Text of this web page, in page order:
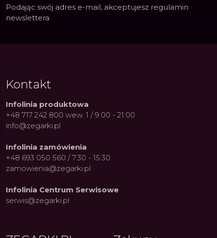
i Dostępny Luksus z
kolarskich pasji do ikonicznych
Podając swój adres e-mail, akceptujesz regulamin
newslettera
Kontakt
Infolinia produktowa
+48 717 242 800 wew. 1 / 9:00 - 21:00
info@zegarki.pl
Infolinia zamówienia
+48 693 050 560 / 7:30 - 15:30
zamowienia@zegarki.pl
Infolinia Centrum Serwisowe
serwis@zegarki.pl